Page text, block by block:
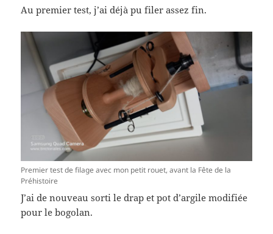
Au premier test, j’ai déjà pu filer assez fin.
Premier test de filage avec mon petit rouet, avant la Fête de la
Préhistoire
J’ai de nouveau sorti le drap et pot d’argile modifiée
pour le bogolan.